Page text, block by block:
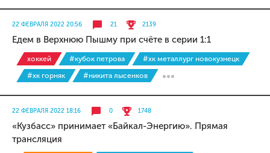
22 ФЕВРАЛЯ 2022 20:56 21 2139
Едем в Верхнюю Пышму при счёте в серии 1:1
хоккей #кубок петрова
#хк металлург новокузнецк
#хк горняк
#никита лысенков
22 ФЕВРАЛЯ 2022 18:16 0 1748
«Кузбасс» принимает «Байкал-Энергию». Прямая
трансляция